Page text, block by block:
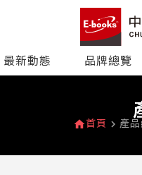
最新動態 品牌總覽
home首頁 navigate_next 產